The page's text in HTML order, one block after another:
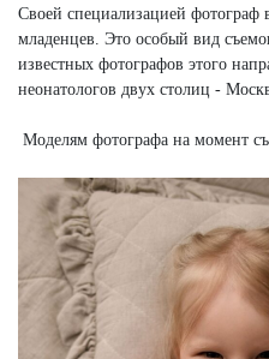
Своей специализацией
младенцев. Это особый вид
известных фотографов этого
неонатологов двух столиц -
Моделям фотографа на момент